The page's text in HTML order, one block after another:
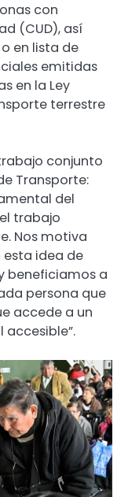
con
(CUD), así
en lista de
emitidas
en la Ley
terrestre
conjunto
Transporte:
del
trabajo
Nos motiva
idea de
beneficiamos a
persona que
accede a un